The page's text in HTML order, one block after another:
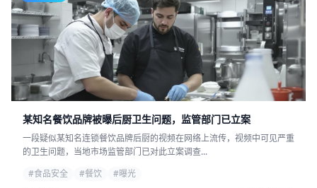
某知名餐饮品牌被曝后厨卫生问题，监管部门已立案
一段疑似某知名连锁餐饮品牌后厨的视频在网络上流传，视频中可见严重
的卫生问题，当地市场监管部门已对此立案调查...
#食品安全
#餐饮
#曝光